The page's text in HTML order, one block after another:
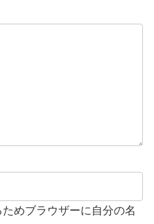
めブラウザーに自分の名